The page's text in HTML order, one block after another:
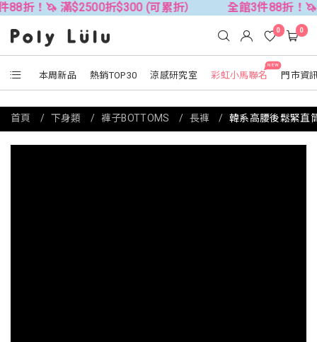
滿$2500折$300 (可累折） 全館3件88折！🦄 滿
本周新品 熱銷TOP30 涼感研究室
NEW
彩虹小馬聯名 門市資
0 0
首頁 下身類 褲子BOTTOMS 長褲 韓系高腰後鬆緊直